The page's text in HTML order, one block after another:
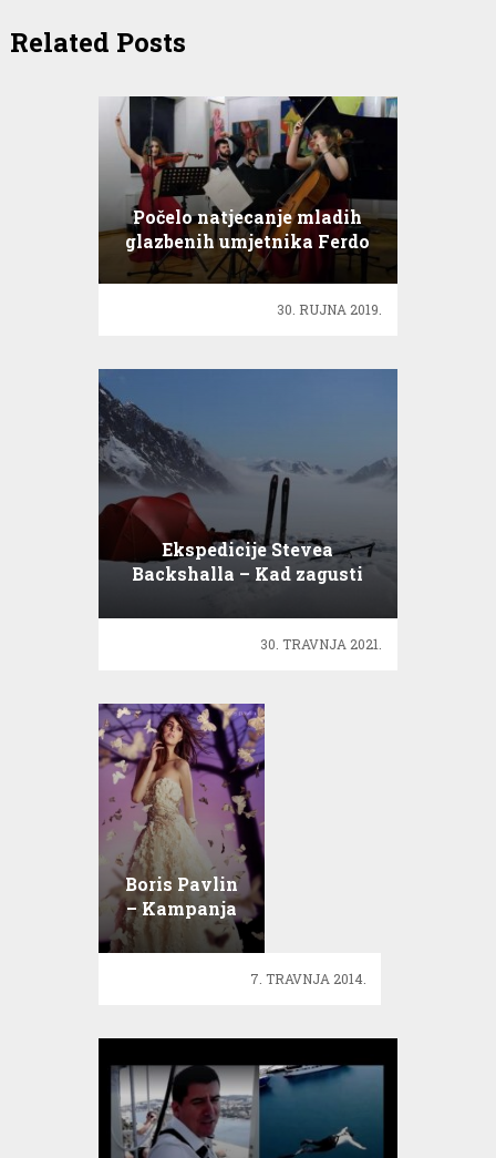
Related Posts
Počelo natjecanje mladih
glazbenih umjetnika Ferdo
Livadić
30. RUJNA 2019.
Ekspedicije Stevea
Backshalla – Kad zagusti
30. TRAVNJA 2021.
Boris Pavlin
– Kampanja
poput zbirke
modnih
7. TRAVNJA 2014.